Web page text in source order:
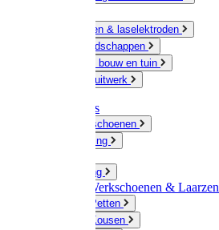
Slijpschijven & laselektroden
Handgereedschappen
IJzerwaren bouw en tuin
Hang en sluitwerk
Disposables
Werkhandschoenen
Regenkleding
Werkkleding
Wandel-/ Werkschoenen & Laarzen
Hoeden / Petten
Sokken / Kousen